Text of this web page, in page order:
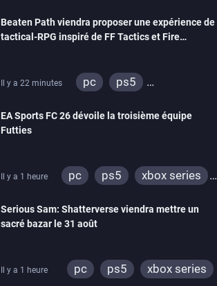
Beaten Path viendra proposer une expérience de
tactical-RPG inspiré de FF Tactics et Fire
Il y a 22 minutes pc
ps5
EA Sports FC 26 dévoile la troisième équipe
Futties
Il y a 1 heure pc ps5
xbox series
xbox one
switch 2
Serious Sam: Shatterverse viendra mettre un
sacré bazar le 31 août
Il y a 1 heure pc ps5 xbox series